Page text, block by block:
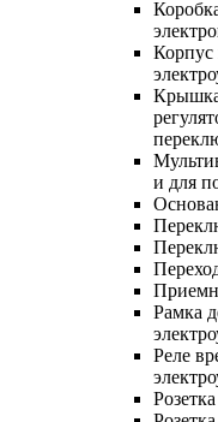
Корпус
и для
Рамка
Реле
Розетка